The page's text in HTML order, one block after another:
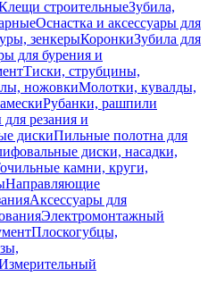
строительныеЗубила,
Оснастка и аксессуары для
зенкерыКоронкиЗубила для
для бурения и
Тиски, струбцины,
ножовкиМолотки, кувалды,
Рубанки, рашпили
резания и
дискиПильные полотна для
диски, насадки,
камни, круги,
Направляющие
Аксессуары для
Электромонтажный
Плоскогубцы,